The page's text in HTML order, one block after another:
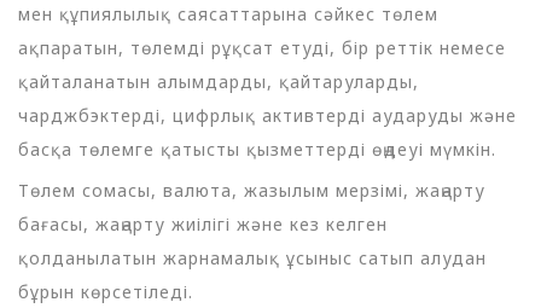
мен құпиялылық саясаттарына сәйкес төлем
ақпаратын, төлемді рұқсат етуді, бір реттік немесе
қайталанатын алымдарды, қайтаруларды,
чарджбэктерді, цифрлық активтерді аударуды және
басқа төлемге қатысты қызметтерді өңдеуі мүмкін.
Төлем сомасы, валюта, жазылым мерзімі, жаңарту
бағасы, жаңарту жиілігі және кез келген
қолданылатын жарнамалық ұсыныс сатып алудан
бұрын көрсетіледі.